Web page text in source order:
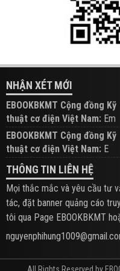
NHẬN XÉT MỚI
EBOOKBKMT Cộng đồng Kỹ
thuật cơ điện Việt Nam: Em
đăng trên Group hỗ trợ nhé
EBOOKBKMT Cộng đồng Kỹ
thuật cơ điện Việt Nam: E
xem hỗ trợ trên Group
THÔNG TIN LIÊN HỆ
Mọi thắc mắc và yêu cầu tư
tác, đặt banner quảng cáo
tôi qua Page EBOOKBKMT
All Rights Reserved by